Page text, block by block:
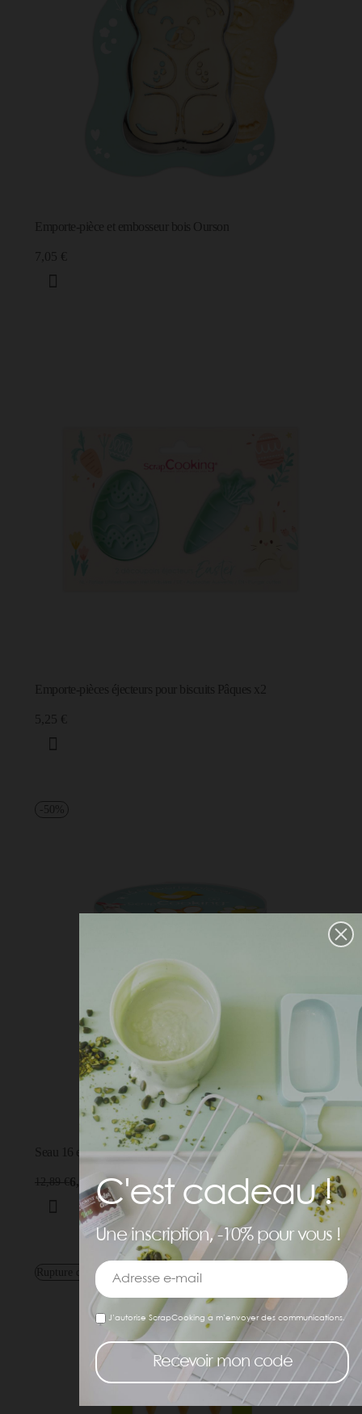
Emporte-pièce et embosseur bois Ourson
7,05 €
Emporte-pièces éjecteurs pour biscuits Pâques x2
5,25 €
-50%
Seau 16 emporte-pièces acier Nature
12,89 €6,45 €
Rupture de stock
C'est cadeau !
J’autorise ScrapCooking à m’envoyer des communications.
Une inscription, -10% pour vous !